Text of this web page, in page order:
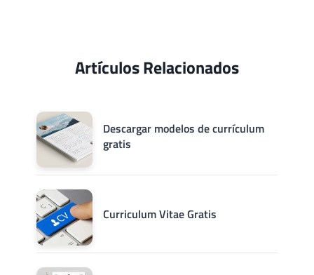
Artículos Relacionados
Descargar modelos de currículum
gratis
Curriculum Vitae Gratis